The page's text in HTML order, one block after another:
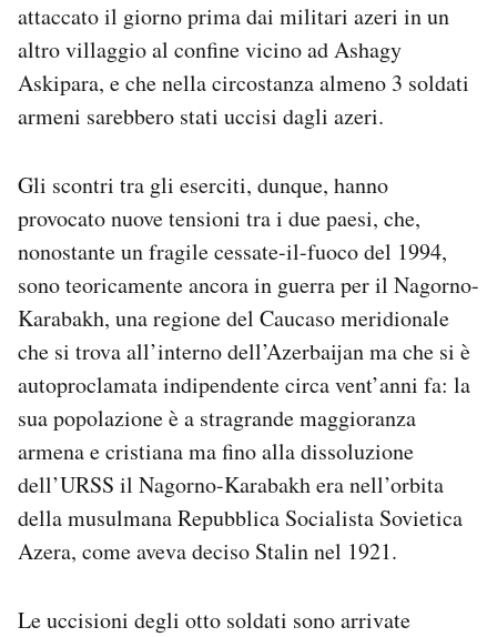
attaccato il giorno prima dai militari azeri in un
altro villaggio al confine vicino ad Ashagy
Askipara, e che nella circostanza almeno 3 soldati
armeni sarebbero stati uccisi dagli azeri.
Gli scontri tra gli eserciti, dunque, hanno
provocato nuove tensioni tra i due paesi, che,
nonostante un fragile cessate-il-fuoco del 1994,
sono teoricamente ancora in guerra per il Nagorno-
Karabakh, una regione del Caucaso meridionale
che si trova all’interno dell’Azerbaijan ma che si è
autoproclamata indipendente circa vent’anni fa: la
sua popolazione è a stragrande maggioranza
armena e cristiana ma fino alla dissoluzione
dell’URSS il Nagorno-Karabakh era nell’orbita
della musulmana Repubblica Socialista Sovietica
Azera, come aveva deciso Stalin nel 1921.
Le uccisioni degli otto soldati sono arrivate